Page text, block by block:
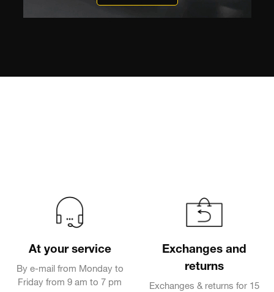
At your service
By e-mail from Monday to
Friday from 9 am to 7 pm
Exchanges and
returns
Exchanges & returns for 15